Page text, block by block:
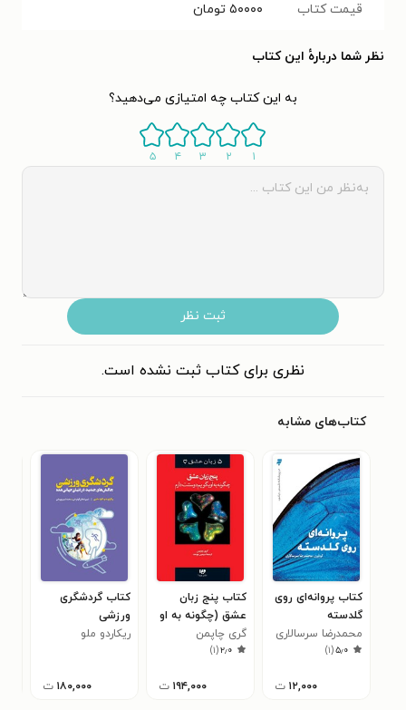
قیمت کتاب ۵۰۰۰۰ تومان
نظر شما دربارهٔ این کتاب
به این کتاب چه امتیازی می‌دهید؟
۱ ۲ ۳ ۴ ۵
ثبت نظر
نظری برای کتاب ثبت نشده است.
کتاب‌های مشابه
کتاب پروانه‌ای روی
گلدسته
محمدرضا سرسالاری
۵٫۰(۱)
۱۲,۰۰۰ ت
کتاب پنج زبان
عشق (چگونه به او
بگویم دوستت
دارم)
گری چاپمن
۲٫۰(۱)
۱۹۴,۰۰۰ ت
کتاب گردشگری
ورزشی
ریکاردو ملو
۱۸۰,۰۰۰ ت